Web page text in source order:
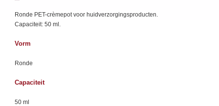
Ronde PET-crèmepot voor huidverzorgingsproducten.
Capaciteit: 50 ml.
Vorm
Ronde
Capaciteit
50 ml